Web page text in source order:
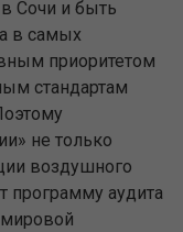
Сочи и быть
в самых
приоритетом
стандартам
не только
воздушного
программу аудита
мировой